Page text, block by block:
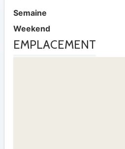
Semaine
Weekend
EMPLACEMENT